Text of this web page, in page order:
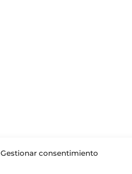
Gestionar consentimiento